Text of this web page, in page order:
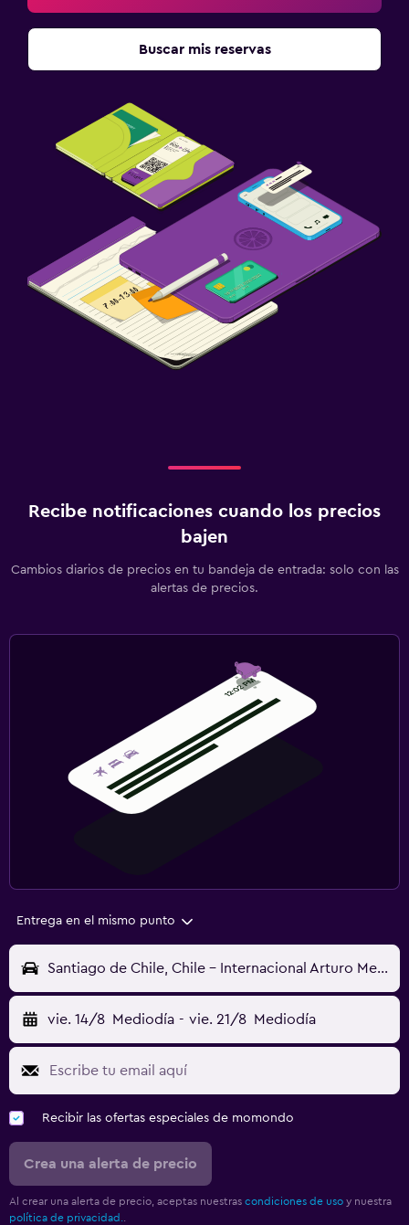
Buscar mis reservas
Recibe notificaciones cuando los precios
bajen
Cambios diarios de precios en tu bandeja de entrada: solo con las
alertas de precios.
Entrega en el mismo punto
Santiago de Chile, Chile - Internacional Arturo Merino Benítez (SCL)
vie. 14/8 Mediodía - vie. 21/8 Mediodía
Recibir las ofertas especiales de momondo
Crea una alerta de precio
Al crear una alerta de precio, aceptas nuestras condiciones de uso y nuestra
política de privacidad..